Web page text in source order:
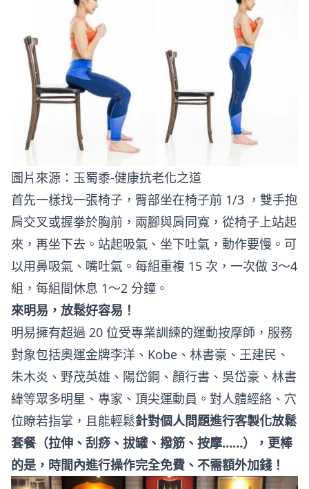
圖片來源： 玉蜀黍-健康抗老化之道
首先一樣找一張椅子，臀部坐在椅子前 1/3 ，雙手抱
肩交叉或握拳於胸前，兩腳與肩同寬，從椅子上站起
來，再坐下去。站起吸氣、坐下吐氣，動作要慢。可
以用鼻吸氣、嘴吐氣。每組重複 15 次，一次做 3～4
組，每組間休息 1～2 分鐘。
來明易，放鬆好容易！
明易擁有超過 20 位受專業訓練的運動按摩師，服務
對象包括奧運金牌李洋、Kobe、林書豪、王建民、
朱木炎、野茂英雄、陽岱鋼、顏行書、吳岱豪、林書
緯等眾多明星、專家、頂尖運動員。對人體經絡、穴
位瞭若指掌，且能輕鬆針對個人問題進行客製化放鬆
套餐（拉伸、刮痧、拔罐、撥筋、按摩……），更棒
的是，時間內進行操作完全免費、不需額外加錢！